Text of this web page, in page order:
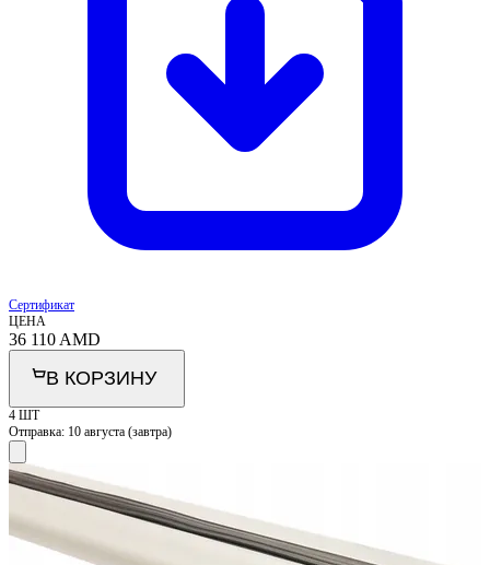
Сертификат
ЦЕНА
36 110 AMD
В КОРЗИНУ
4 ШТ
Отправка: 10 августа (завтра)